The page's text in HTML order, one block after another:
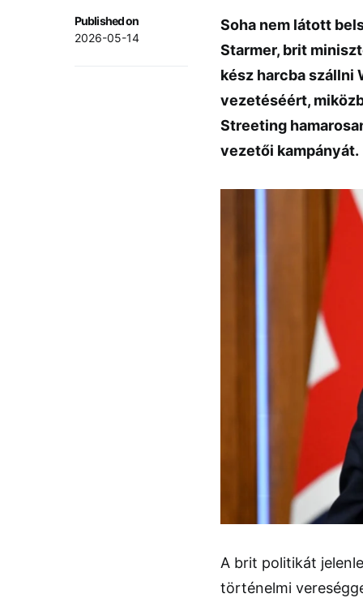
Published on
2026-05-14
Soha nem látott
Starmer, brit
kész harcba szállni
vezetéséért,
Streeting
vezetői kampányát.
A brit politikát
történelmi